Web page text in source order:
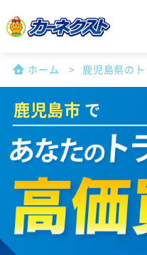
ホーム 鹿児島県の
鹿児島市 で